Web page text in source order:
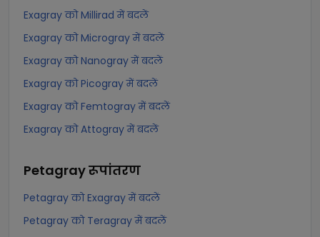
Exagray को Millirad में बदलें
Exagray को Microgray में बदलें
Exagray को Nanogray में बदलें
Exagray को Picogray में बदलें
Exagray को Femtogray में बदलें
Exagray को Attogray में बदलें
Petagrayरूपांतरण
Petagray को Exagray में बदलें
Petagray को Teragray में बदलें